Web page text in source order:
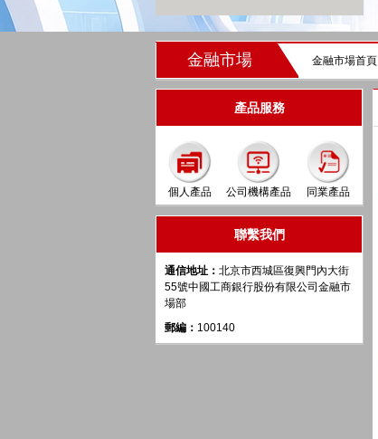
金融市場 金融市場首頁
產品服務
個人產品 公司機構產品 同業產品
聯繫我們
通信地址： 北京市西城區復興門內大街
55號中國工商銀行股份有限公司金融市
場部
郵編： 100140